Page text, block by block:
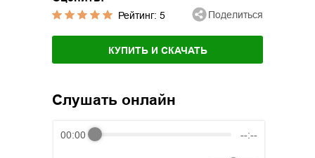
Рейтинг: 5 Поделиться
КУПИТЬ И СКАЧАТЬ
Слушать онлайн
00:00 --:--